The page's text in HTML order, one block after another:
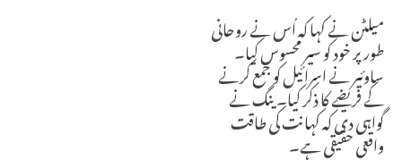
میلٹن نے کہا کہ اُس نے روحانی
طور پر خود کو سیر محسوس کیا۔
ساوئیر نے اسرائیل کو جمع کرنے
کے فریضے کا ذکر کیا۔ ینگ نے
گواہی دی کہ کہانت کی طاقت
واقعی حقیقی ہے۔